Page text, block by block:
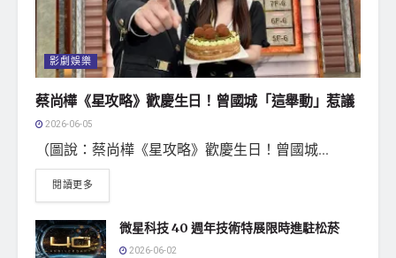
影劇娛樂
蔡尚樺《星攻略》歡慶生日！曾國城「這舉動」惹議
2026-06-05
（圖說：蔡尚樺《星攻略》歡慶生日！曾國城...
閱讀更多
微星科技 40 週年技術特展限時進駐松菸
2026-06-02